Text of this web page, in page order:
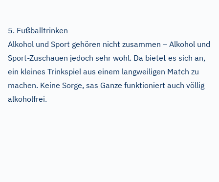
5. Fußballtrinken
Alkohol und Sport gehören nicht zusammen – Alkohol und
Sport-Zuschauen jedoch sehr wohl. Da bietet es sich an,
ein kleines Trinkspiel aus einem langweiligen Match zu
machen. Keine Sorge, sas Ganze funktioniert auch völlig
alkoholfrei.